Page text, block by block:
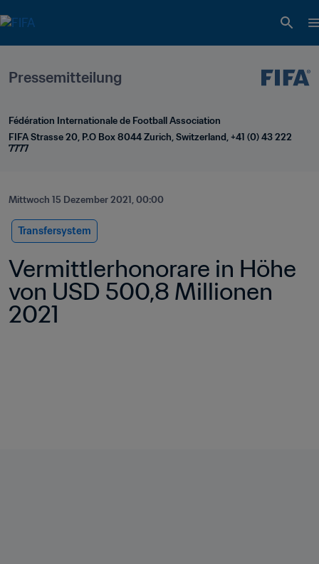
Pressemitteilung
Fédération Internationale de Football Association
FIFA Strasse 20, P.O Box 8044 Zurich, Switzerland, +41 (0) 43 222
7777
Mittwoch 15 Dezember 2021, 00:00
Transfersystem
Vermittlerhonorare in Höhe
von USD 500,8 Millionen
2021